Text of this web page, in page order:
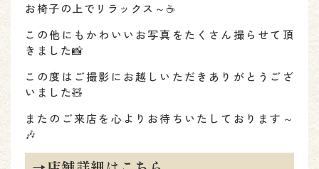
お椅子の上でリラックス～☕
この他にもかわいいお写真をたくさん撮らせて頂
きました📸
この度はご撮影にお越しいただきありがとうござ
いました🧸
またのご来店を心よりお待ちいたしております～
🎶